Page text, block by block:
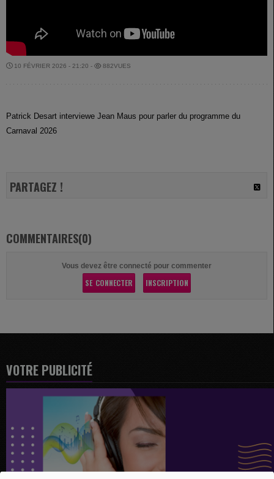
10 FÉVRIER 2026 - 21:20 - 882VUES
Patrick Desart interviewe Jean Maus pour parler du programme du
Carnaval 2026
PARTAGEZ !
COMMENTAIRES(0)
Vous devez être connecté pour commenter
SE CONNECTER INSCRIPTION
VOTRE PUBLICITÉ